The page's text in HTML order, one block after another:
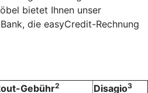
bietet Ihnen unser
die easyCredit-Rechnung
Gebühr2 Disagio3